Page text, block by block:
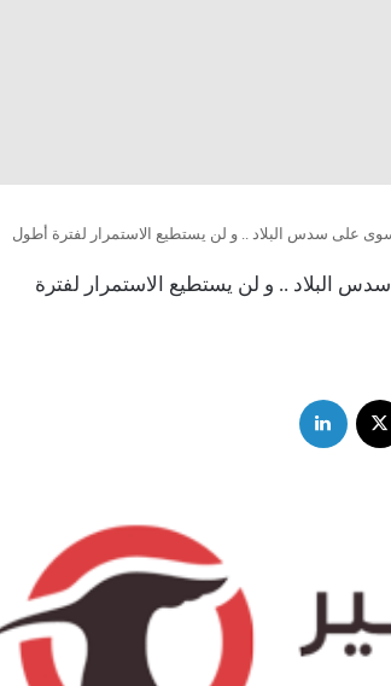
سوى على سدس البلاد .. و لن يستطيع الاستمرار لفترة أطول
البلاد .. و لن يستطيع الاستمرار لفترة